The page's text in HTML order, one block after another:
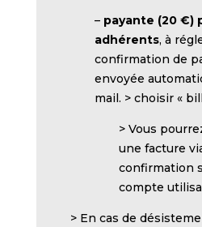
– payante (20 €)
adhérents, à
confirmation de
envoyée
mail. > choisir «
> Vous
une facture
confirmation
compte
> En cas de